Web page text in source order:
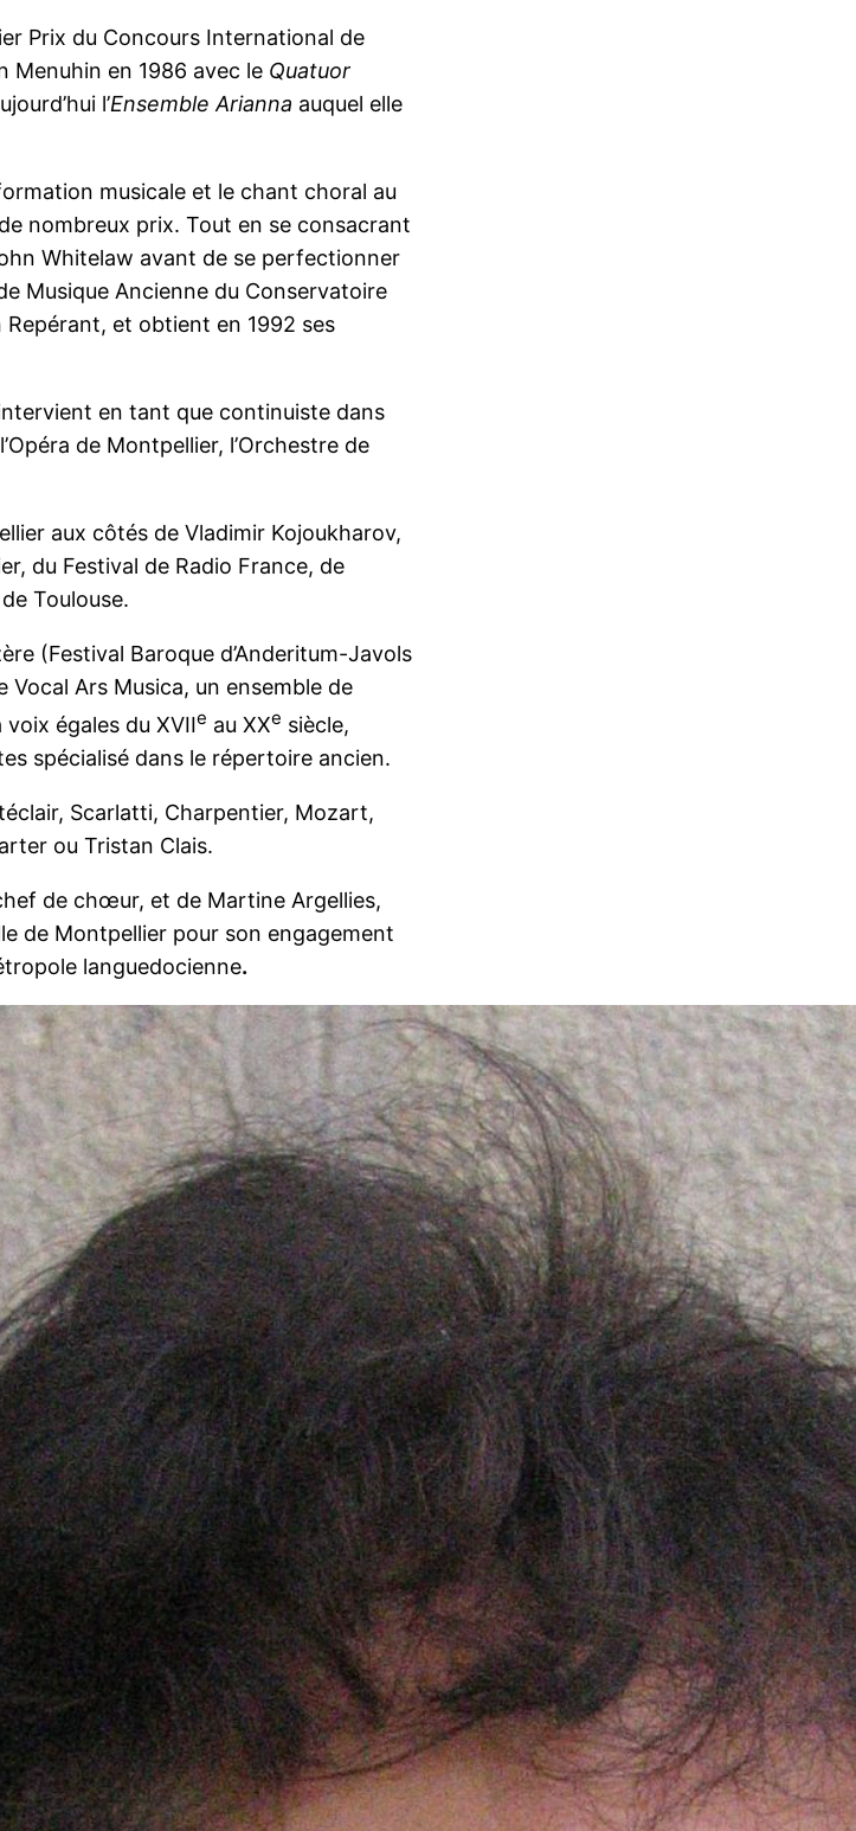
Prix du Concours International de
Menuhin en 1986 avec le Quatuor
l’Ensemble Arianna auquel elle
musicale et le chant choral au
nombreux prix. Tout en se consacrant
Whitelaw avant de se perfectionner
Musique Ancienne du Conservatoire
Repérant, et obtient en 1992 ses
en tant que continuiste dans
de Montpellier, l’Orchestre de
aux côtés de Vladimir Kojoukharov,
du Festival de Radio France, de
Toulouse.
(Festival Baroque d’Anderitum-Javols
Vocal Ars Musica, un ensemble de
égales du XVIIe au XXe siècle,
spécialisé dans le répertoire ancien.
Scarlatti, Charpentier, Mozart,
ou Tristan Clais.
de chœur, et de Martine Argellies,
de Montpellier pour son engagement
languedocienne.